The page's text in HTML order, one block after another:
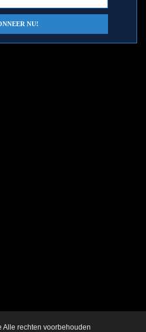
Alle rechten voorbehouden